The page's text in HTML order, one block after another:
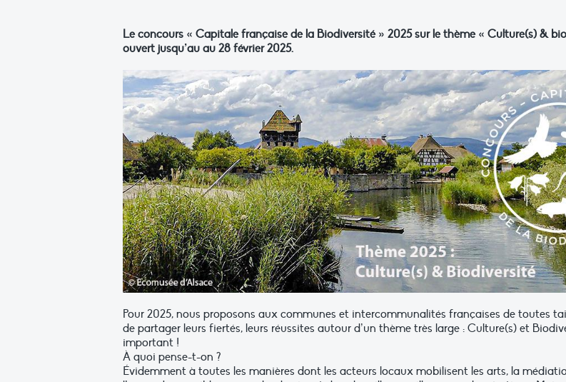
Le concours « Capitale française de la Biodiversité » 2025 sur le thème « Culture(s) &
ouvert jusqu’au au 28 février 2025.
Pour 2025, nous proposons aux communes et intercommunalités françaises de toutes
de partager leurs fiertés, leurs réussites autour d’un thème très large : Culture(s) et
important !
À quoi pense-t-on ?
Évidemment à toutes les manières dont les acteurs locaux mobilisent les arts, la